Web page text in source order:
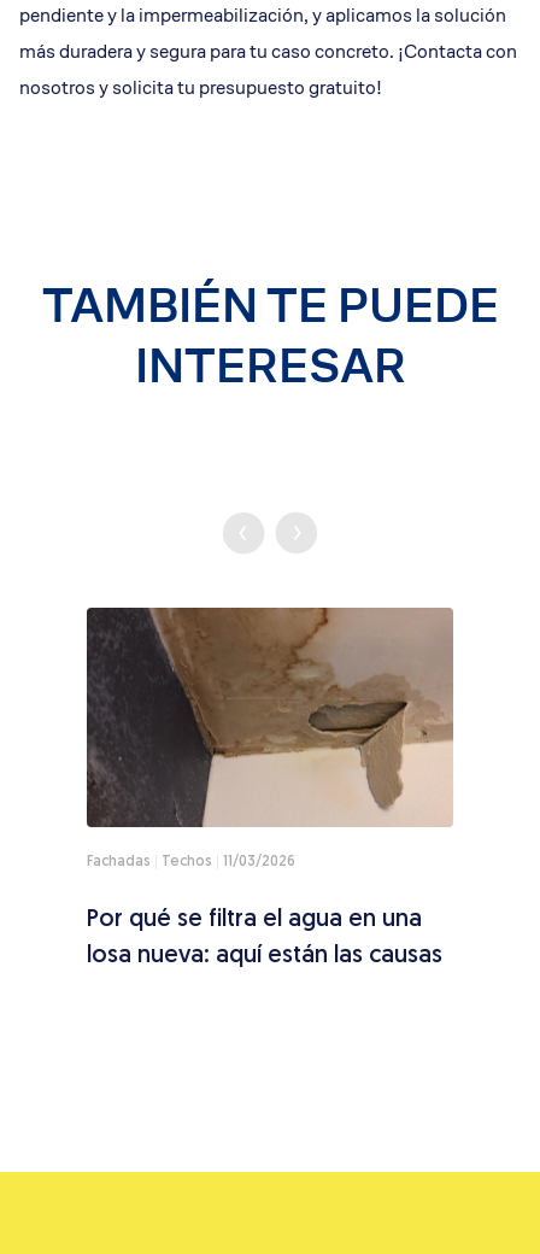
pendiente y la impermeabilización, y aplicamos la solución
más duradera y segura para tu caso concreto. ¡Contacta con
nosotros y solicita tu presupuesto gratuito!
TAMBIÉN TE PUEDE
INTERESAR
Fachadas Techos 11/03/2026
Por qué se filtra el agua en una
losa nueva: aquí están las causas